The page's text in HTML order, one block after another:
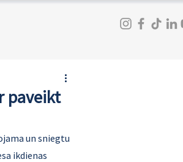
paveikt
un sniegtu
ikdienas